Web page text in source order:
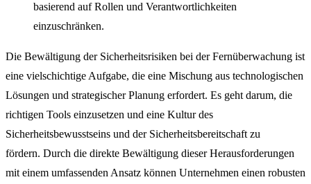
basierend auf Rollen und Verantwortlichkeiten
einzuschränken.
Die Bewältigung der Sicherheitsrisiken bei der Fernüberwachung ist
eine vielschichtige Aufgabe, die eine Mischung aus technologischen
Lösungen und strategischer Planung erfordert. Es geht darum, die
richtigen Tools einzusetzen und eine Kultur des
Sicherheitsbewusstseins und der Sicherheitsbereitschaft zu
fördern. Durch die direkte Bewältigung dieser Herausforderungen
mit einem umfassenden Ansatz können Unternehmen einen robusten